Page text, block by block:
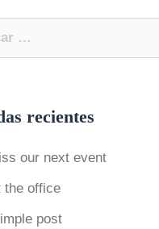
recientes
our next event
the office
post